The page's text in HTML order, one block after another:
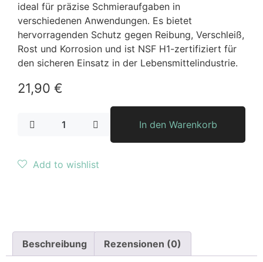
ideal für präzise Schmieraufgaben in
verschiedenen Anwendungen. Es bietet
hervorragenden Schutz gegen Reibung, Verschleiß,
Rost und Korrosion und ist NSF H1-zertifiziert für
den sicheren Einsatz in der Lebensmittelindustrie.
21,90 €
In den Warenkorb
Add to wishlist
Beschreibung Rezensionen (0)